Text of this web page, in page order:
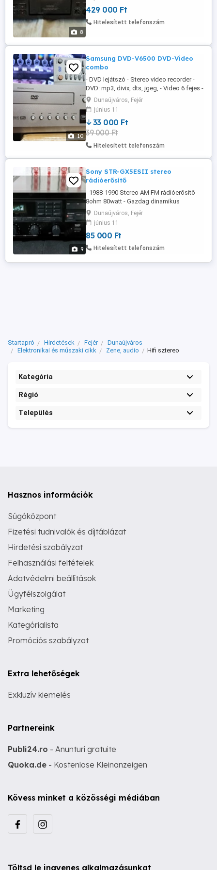
8
HONOS - RITKASÁG - Japan model - 115
voltról üzemel. - Adok hozzá egy 100
wattos, szinte új trafót mely a 230 voltból
429 000 Ft
Hitelesített telefonszám
10
Samsung DVD-V6500 DVD-Video
combo
- DVD lejátszó - Stereo video recorder -
DVD: mp3, divix, dts, jgeg, - Video 6 fejes -
Üzemképes készülék - Posta, futár,
automata ok.
Dunaújváros, Fejér
június 11
33 000 Ft
39 000 Ft
Hitelesített telefonszám
9
Sony STR-GX5ESII stereo
rádióerősítő
- 1988-1990 Stereo AM FM rádióerősítő -
8ohm 80watt - Gazdag dinamikus
hangzásvilág - Frekvencia átvitel: 5hz -
50khz - 50hz-es csillapítási tányező - Jel-
zaj arány lenyűgöző, 87 dB MM - Jel-zaj
arány Vonalbemeneten 105db - Teljes
harmonikus torzítás: 0,08% - Remek
Dunaújváros, Fejér
június 11
85 000 Ft
Hitelesített telefonszám
Startapró Hirdetések Fejér
Dunaújváros
Elektronikai és műszaki cikk
Zene, audio Hifi sztereo
Kategória
Régió
Település
Hasznos információk
Súgóközpont
Fizetési tudnivalók és díjtáblázat
Hirdetési szabályzat
Felhasználási feltételek
Adatvédelmi beállítások
Ügyfélszolgálat
Marketing
Kategórialista
Promóciós szabályzat
Extra lehetőségek
Exkluzív kiemelés
Partnereink
Publi24.ro - Anunturi gratuite
Quoka.de - Kostenlose Kleinanzeigen
Kövess minket a közösségi médiában
Töltsd le ingyenes alkalmazásunkat